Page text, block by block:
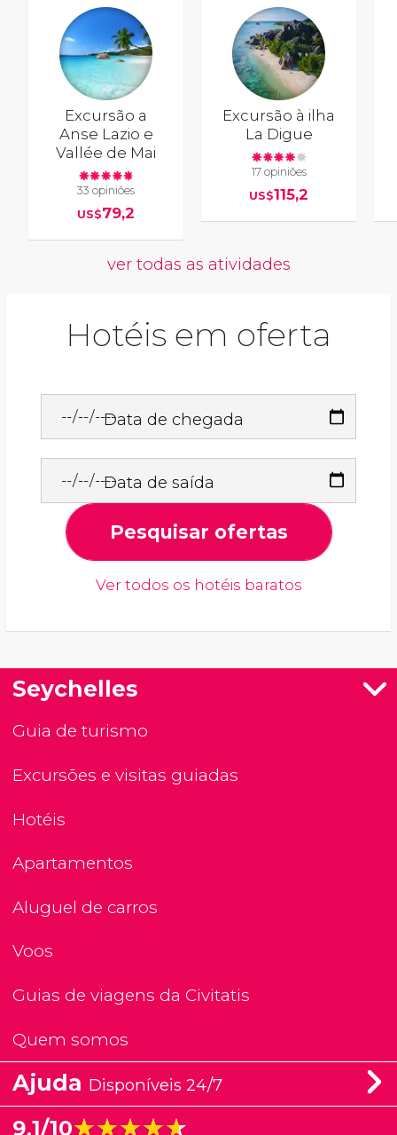
Excursão a
Anse Lazio e
Vallée de Mai
33 opiniões
US$79,2
Excursão à ilha
La Digue
17 opiniões
US$115,2
ver todas as atividades
Hotéis em oferta
Data de chegada
Data de saída
Pesquisar ofertas
Ver todos os hotéis baratos
Seychelles
Guia de turismo
Excursões e visitas guiadas
Hotéis
Apartamentos
Aluguel de carros
Voos
Guias de viagens da Civitatis
Quem somos
Ajuda Disponíveis 24/7
9,1/10★★★★★
★★★★★